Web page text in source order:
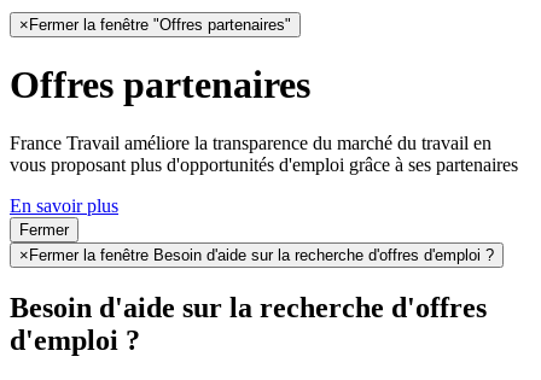
×Fermer la fenêtre "Offres partenaires"
Offres partenaires
France Travail améliore la transparence du marché du travail en
vous proposant plus d'opportunités d'emploi grâce à ses partenaires
En savoir plus
Fermer
× Fermer la fenêtre Besoin d'aide sur la recherche d'offres d'emploi ?
Besoin d'aide sur la recherche d'offres
d'emploi ?